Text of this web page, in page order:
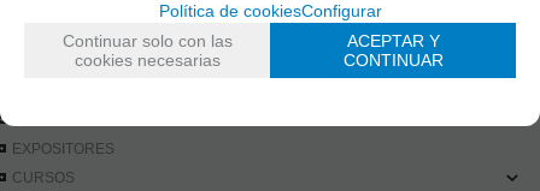
EXPOSITORES
CURSOS
Política de cookiesConfigurar
Continuar solo con las
cookies necesarias
ACEPTAR Y
CONTINUAR